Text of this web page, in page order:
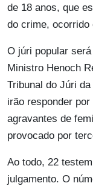
de 18 anos, que
do crime, ocorrido
O júri popular
Ministro Henoch
Tribunal do Júri
irão responder
agravantes de
provocado por
Ao todo, 22
julgamento. O